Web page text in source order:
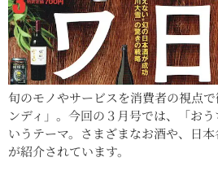
旬のモノやサービスを消費者の視点
ンディ」。今回の３月号では、「お
いうテーマ。さまざまなお酒や、日
が紹介されています。